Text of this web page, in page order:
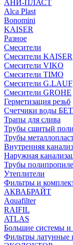
АНИ-ПЛАСТ
Alca Plast
Bonomini
KAISER
Разное
Смесители
Смесители KAISER
Смесители VIKO
Смесители TIMO
Смесители G.LAUF
Смесители GROHE
Герметизация резьб
Счетчики воды
Трапы для слива
Трубы сшитый
Трубы
Внутренняя
Наружная
Трубы
Утеплители
Фильтры и
АКВАБРАЙТ
Aquafilter
RAIFIL
ATLAS
Большие системы
Фильтры латунные